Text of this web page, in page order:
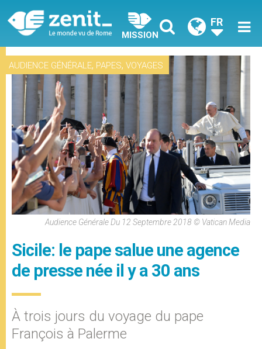
MISSION
FR
AUDIENCE GÉNÉRALE, PAPES, VOYAGES
Audience Générale Du 12 Septembre 2018 © Vatican Media
Sicile: le pape salue une agence
de presse née il y a 30 ans
À trois jours du voyage du pape
François à Palerme